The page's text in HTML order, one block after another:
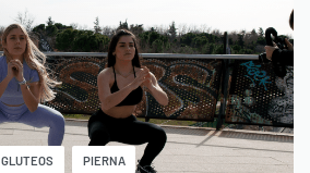
GLUTEOS PIERNA